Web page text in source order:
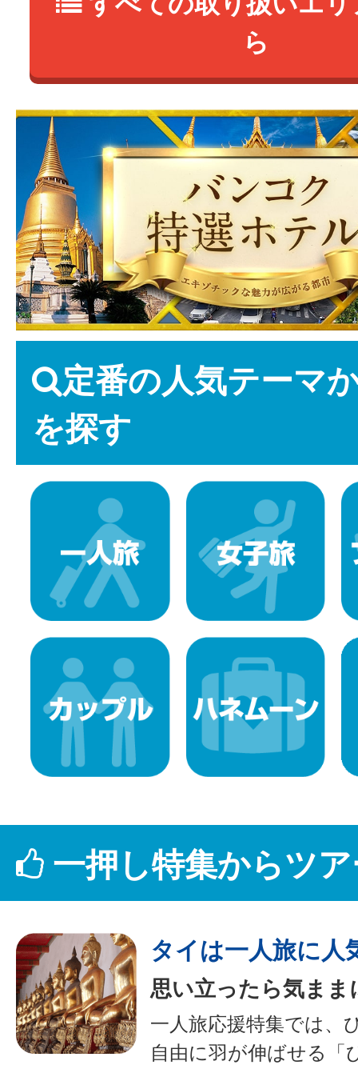
ら
定番の人気テーマ
を探す
一押し特集からツ
タイは一人旅に人
思い立ったら気まま
一人旅応援特集では、
自由に羽が伸ばせる「